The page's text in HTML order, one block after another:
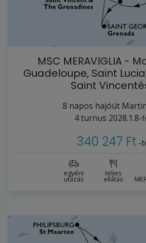
MSC MERAVIGLIA -
Guadeloupe, Saint
Saint
8 napos hajóút
4turnus 2028.1.8-
340 247 Ft -
egyéni
utazás
teljes
ellátás